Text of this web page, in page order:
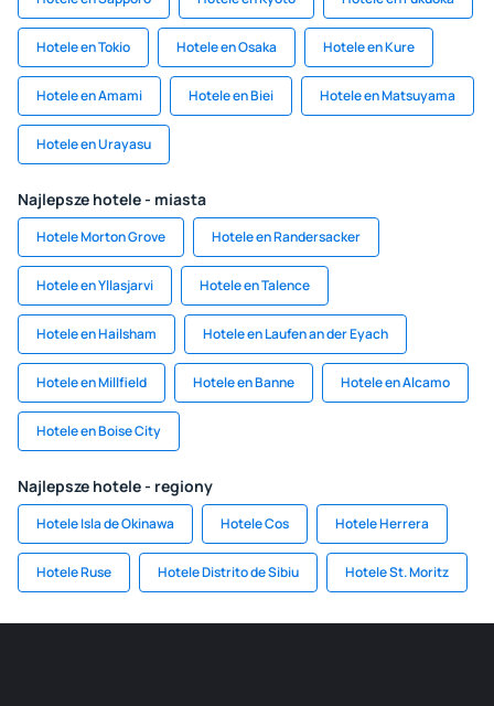
Hotele en Tokio Hotele en Osaka Hotele en Kure
Hotele en Amami Hotele en Biei Hotele en Matsuyama
Hotele en Urayasu
Najlepsze hotele - miasta
Hotele Morton Grove Hotele en Randersacker
Hotele en Yllasjarvi Hotele en Talence
Hotele en Hailsham Hotele en Laufen an der Eyach
Hotele en Millfield Hotele en Banne Hotele en Alcamo
Hotele en Boise City
Najlepsze hotele - regiony
Hotele Isla de Okinawa Hotele Cos Hotele Herrera
Hotele Ruse Hotele Distrito de Sibiu Hotele St. Moritz